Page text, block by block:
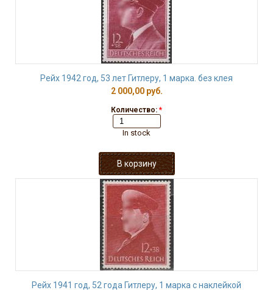
Рейх 1942 год, 53 лет Гитлеру, 1 марка. без клея
2 000,00 руб.
Количество: *
In stock
Рейх 1941 год, 52 года Гитлеру, 1 марка с наклейкой